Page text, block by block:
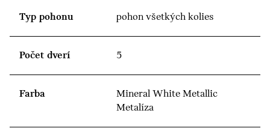
Typ pohonu pohon všetkých kolies
Počet dverí 5
Farba
Mineral White Metallic
Metalíza